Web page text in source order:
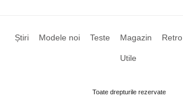
Știri Modele noi Teste Magazin Retro
Utile
Toate drepturile rezervate